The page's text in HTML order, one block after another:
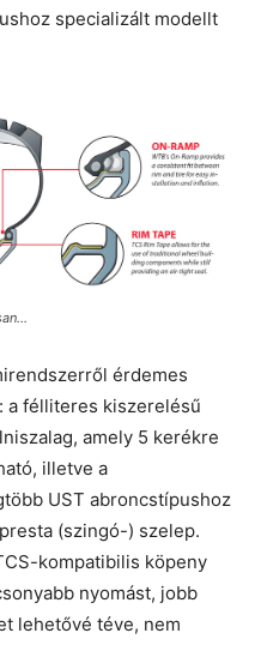
specializált modellt
érdemes
a félliteres kiszerelésű
amely 5 kerékre
illetve a
UST abroncstípushoz
(szingó-) szelep.
kompatibilis köpeny
nyomást, jobb
lehetővé téve, nem